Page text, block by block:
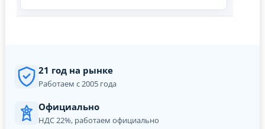
21 год на рынке
Работаем с 2005 года
Официально
НДС 22%, работаем официально